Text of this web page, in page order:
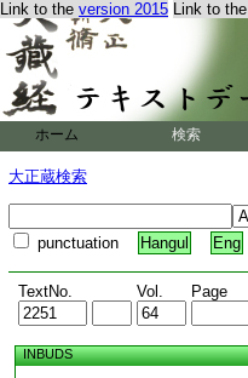
Link to the version 2015 Link to the
ホーム 検索
大正蔵検索
punctuation Hangul Eng
TextNo. Vol. Page
INBUDS